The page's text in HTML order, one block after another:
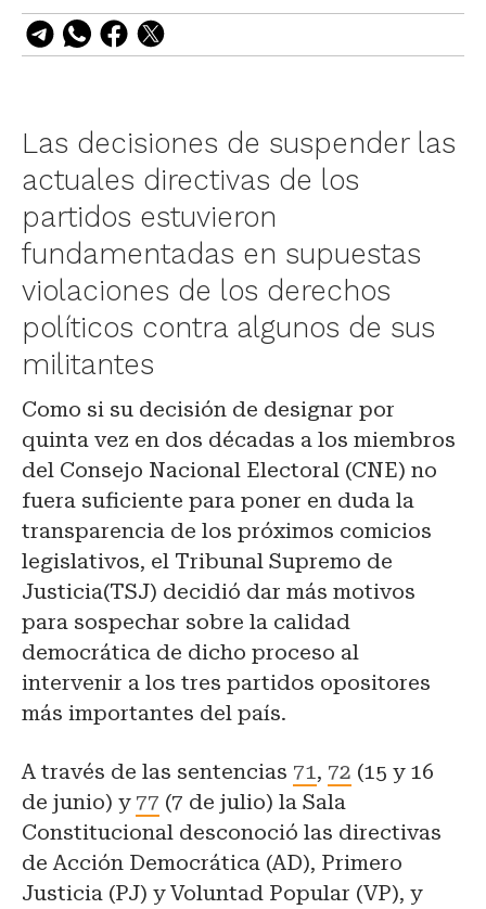
Las decisiones de suspender las
actuales directivas de los
partidos estuvieron
fundamentadas en supuestas
violaciones de los derechos
políticos contra algunos de sus
militantes
Como si su decisión de designar por
quinta vez en dos décadas a los miembros
del Consejo Nacional Electoral (CNE) no
fuera suficiente para poner en duda la
transparencia de los próximos comicios
legislativos, el Tribunal Supremo de
Justicia(TSJ) decidió dar más motivos
para sospechar sobre la calidad
democrática de dicho proceso al
intervenir a los tres partidos opositores
más importantes del país.
A través de las sentencias 71, 72 (15 y 16
de junio) y 77 (7 de julio) la Sala
Constitucional desconoció las directivas
de Acción Democrática (AD), Primero
Justicia (PJ) y Voluntad Popular (VP), y